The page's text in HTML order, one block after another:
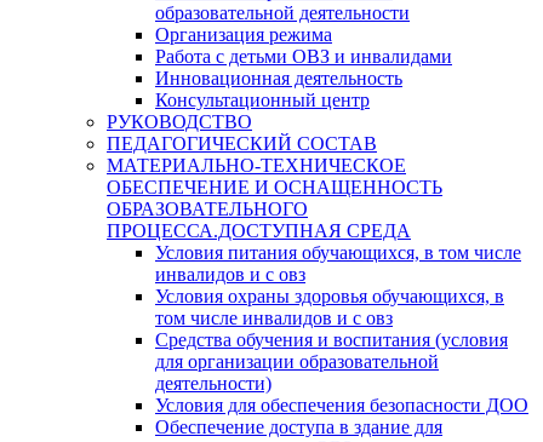
образовательной деятельности
Организация режима
Работа с детьми ОВЗ и инвалидами
Инновационная деятельность
Консультационный центр
РУКОВОДСТВО
ПЕДАГОГИЧЕСКИЙ СОСТАВ
МАТЕРИАЛЬНО-ТЕХНИЧЕСКОЕ
ОБЕСПЕЧЕНИЕ И ОСНАЩЕННОСТЬ
ОБРАЗОВАТЕЛЬНОГО
ПРОЦЕССА.ДОСТУПНАЯ СРЕДА
Условия питания обучающихся, в том числе
инвалидов и с овз
Условия охраны здоровья обучающихся, в
том числе инвалидов и с овз
Средства обучения и воспитания (условия
для организации образовательной
деятельности)
Условия для обеспечения безопасности ДОО
Обеспечение доступа в здание для